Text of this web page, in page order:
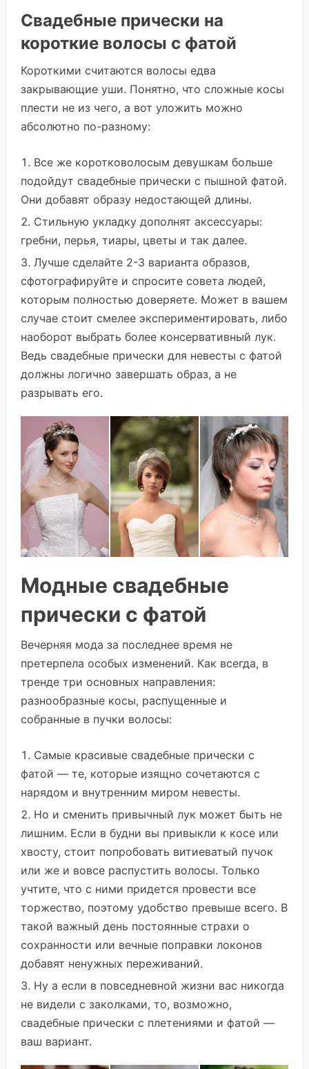
Свадебные прически на
короткие волосы с фатой
Короткими считаются волосы едва
закрывающие уши. Понятно, что сложные косы
плести не из чего, а вот уложить можно
абсолютно по-разному:
Все же коротковолосым девушкам больше
подойдут свадебные прически с пышной фатой.
Они добавят образу недостающей длины.
Стильную укладку дополнят аксессуары:
гребни, перья, тиары, цветы и так далее.
Лучше сделайте 2-3 варианта образов,
сфотографируйте и спросите совета людей,
которым полностью доверяете. Может в вашем
случае стоит смелее экспериментировать, либо
наоборот выбрать более консервативный лук.
Ведь свадебные прически для невесты с фатой
должны логично завершать образ, а не
разрывать его.
Модные свадебные
прически с фатой
Вечерняя мода за последнее время не
претерпела особых изменений. Как всегда, в
тренде три основных направления:
разнообразные косы, распущенные и
собранные в пучки волосы:
Самые красивые свадебные прически с
фатой — те, которые изящно сочетаются с
нарядом и внутренним миром невесты.
Но и сменить привычный лук может быть не
лишним. Если в будни вы привыкли к косе или
хвосту, стоит попробовать витиеватый пучок
или же и вовсе распустить волосы. Только
учтите, что с ними придется провести все
торжество, поэтому удобство превыше всего. В
такой важный день постоянные страхи о
сохранности или вечные поправки локонов
добавят ненужных переживаний.
Ну а если в повседневной жизни вас никогда
не видели с заколками, то, возможно,
свадебные прически с плетениями и фатой —
ваш вариант.